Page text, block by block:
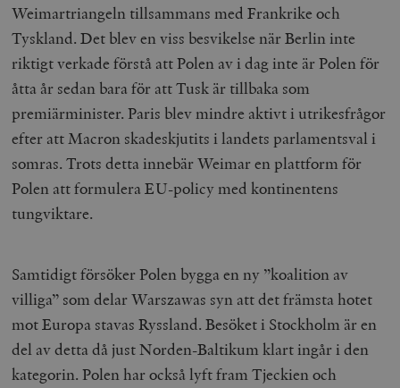
Weimartriangeln tillsammans med Frankrike och
Tyskland. Det blev en viss besvikelse när Berlin inte
riktigt verkade förstå att Polen av i dag inte är Polen för
åtta år sedan bara för att Tusk är tillbaka som
premiärminister. Paris blev mindre aktivt i utrikesfrågor
efter att Macron skadeskjutits i landets parlamentsval i
somras. Trots detta innebär Weimar en plattform för
Polen att formulera EU-policy med kontinentens
tungviktare.
Samtidigt försöker Polen bygga en ny ”koalition av
villiga” som delar Warszawas syn att det främsta hotet
mot Europa stavas Ryssland. Besöket i Stockholm är en
del av detta då just Norden-Baltikum klart ingår i den
kategorin. Polen har också lyft fram Tjeckien och